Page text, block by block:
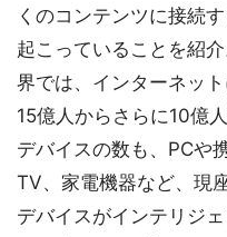
くのコンテンツに接続
起こっていることを紹
界では、インターネッ
15億人からさらに10億
デバイスの数も、PCや
TV、家電機器など、現
デバイスがインテリジ